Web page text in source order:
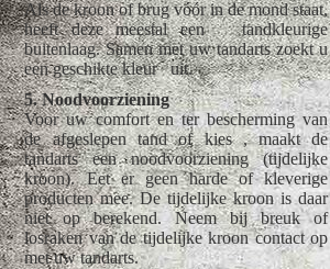
Als de kroon of brug vóór in de mond staat,
heeft deze meestal een tandkleurige
buitenlaag. Samen met uw tandarts zoekt u
een geschikte kleur uit.
5. Noodvoorziening
Voor uw comfort en ter bescherming van
de afgeslepen tand of kies , maakt de
tandarts een noodvoorziening (tijdelijke
kroon). Eet er geen harde of kleverige
producten mee. De tijdelijke kroon is daar
niet op berekend. Neem bij breuk of
losraken van de tijdelijke kroon contact op
met uw tandarts.